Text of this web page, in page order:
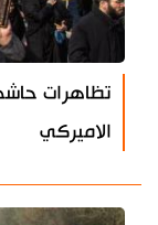
تظاهرات
الاميركي